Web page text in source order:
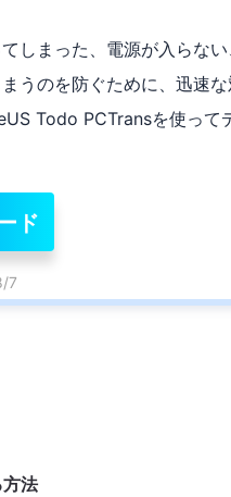
しまった、電源が入らな
うのを防ぐために、迅速
Todo PCTransを使っ
ド
7
法